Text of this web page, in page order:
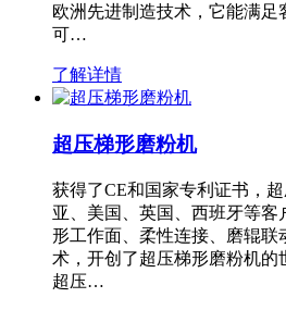
欧洲先进制造技术，它能满足
可…
了解详情
超压梯形磨粉机
获得了CE和国家专利证书，
亚、美国、英国、西班牙等
形工作面、柔性连接、磨辊联
术，开创了超压梯形磨粉机的
超压…